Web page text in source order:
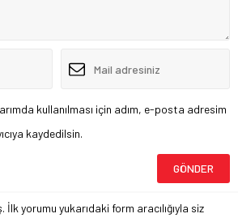
kullanılması için adım, e-posta adresim
kaydedilsin.
İlk yorumu yukarıdaki form aracılığıyla siz